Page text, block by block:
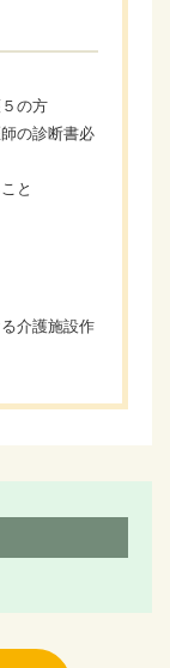
の方
の診断書必
と
介護施設作